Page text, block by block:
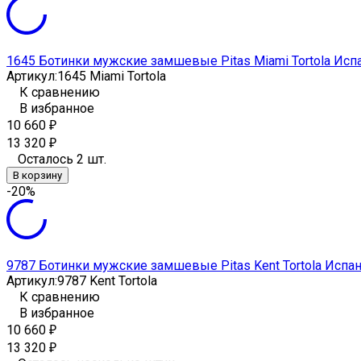
1645 Ботинки мужские замшевые Pitas Miami Tortola
Артикул:1645 Miami Tortola
К сравнению
В избранное
10 660 ₽
13 320 ₽
Осталось 2 шт.
В корзину
-20%
9787 Ботинки мужские замшевые Pitas Kent Tortola
Артикул:9787 Kent Tortola
К сравнению
В избранное
10 660 ₽
13 320 ₽